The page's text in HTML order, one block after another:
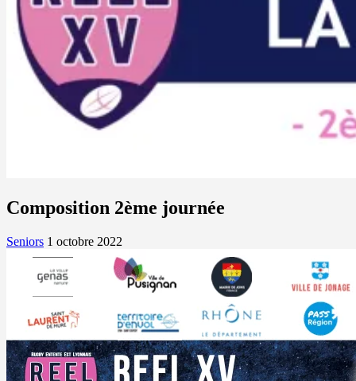
Composition 2ème journée
Seniors 1 octobre 2022